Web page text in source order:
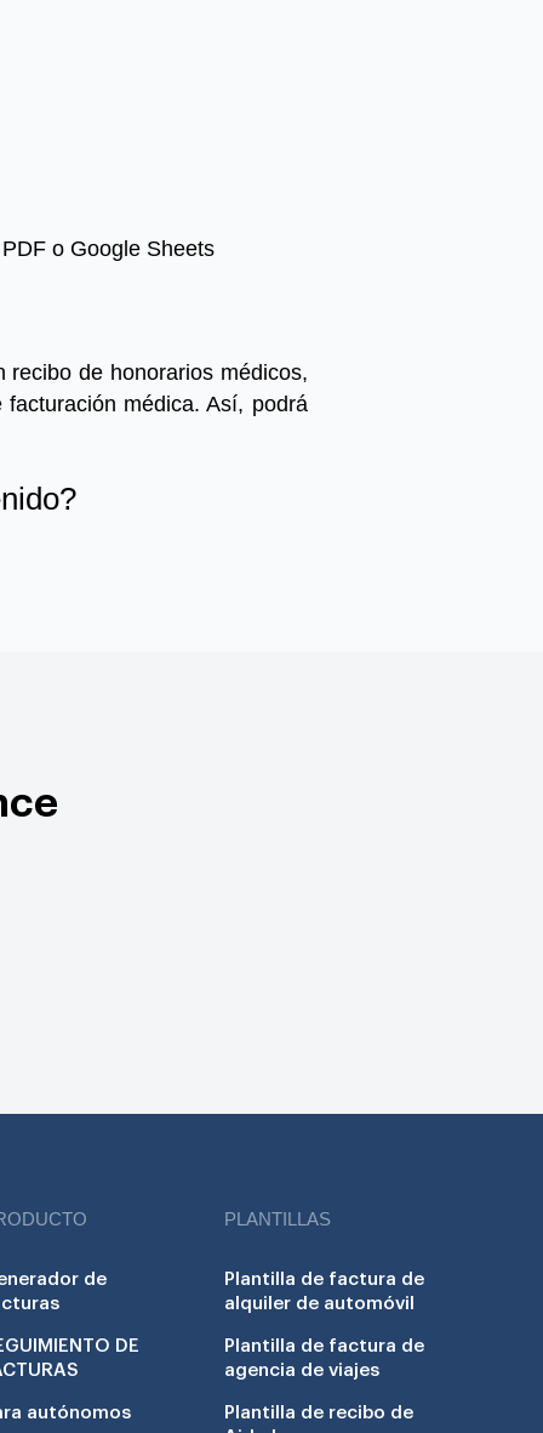
o Google Sheets
recibo de honorariosmédicos,
facturación médica. Así, podrá
de
DE
autónomos
PLANTILLAS
Plantilla de factura de
alquiler de automóvil
Plantilla de factura de
agencia de viajes
Plantilla de recibo de